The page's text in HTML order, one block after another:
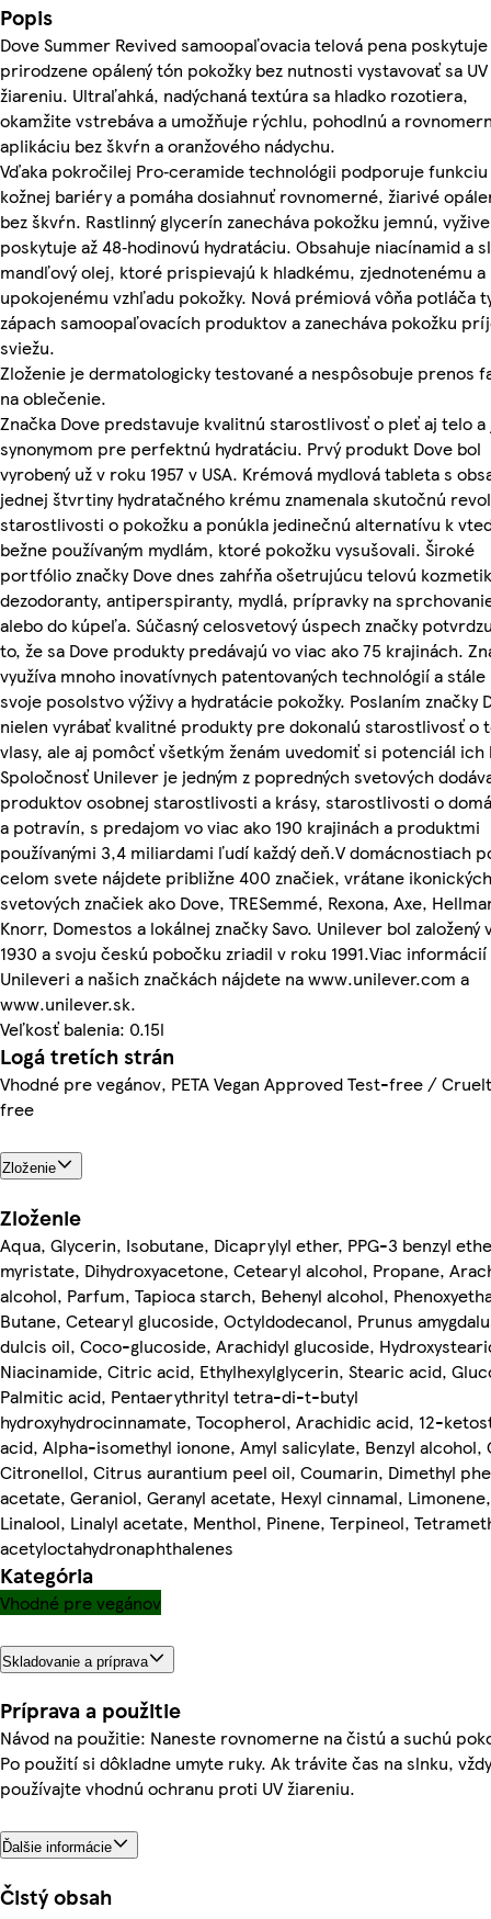
Popis
Dove Summer Revived samoopaľovacia telová pena poskytuje
prirodzene opálený tón pokožky bez nutnosti vystavovať sa UV
žiareniu. Ultraľahká, nadýchaná textúra sa hladko rozotiera,
okamžite vstrebáva a umožňuje rýchlu, pohodlnú a
aplikáciu bez škvŕn a oranžového nádychu.
Vďaka pokročilej Pro‑ceramide technológii podporuje funkciu
kožnej bariéry a pomáha dosiahnuť rovnomerné, žiarivé
bez škvŕn. Rastlinný glycerín zanecháva pokožku jemnú,
poskytuje až 48‑hodinovú hydratáciu. Obsahuje niacínamid a
mandľový olej, ktoré prispievajú k hladkému, zjednotenému a
upokojenému vzhľadu pokožky. Nová prémiová vôňa potláča
zápach samoopaľovacích produktov a zanecháva pokožku
sviežu.
Zloženie je dermatologicky testované a nespôsobuje prenos
na oblečenie.
Značka Dove predstavuje kvalitnú starostlivosť o pleť aj telo a
synonymom pre perfektnú hydratáciu. Prvý produkt Dove bol
vyrobený už v roku 1957 v USA. Krémová mydlová tableta s
jednej štvrtiny hydratačného krému znamenala skutočnú
starostlivosti o pokožku a ponúkla jedinečnú alternatívu k
bežne používaným mydlám, ktoré pokožku vysušovali. Široké
portfólio značky Dove dnes zahŕňa ošetrujúcu telovú
dezodoranty, antiperspiranty, mydlá, prípravky na
alebo do kúpeľa. Súčasný celosvetový úspech značky
to, že sa Dove produkty predávajú vo viac ako 75 krajinách.
využíva mnoho inovatívnych patentovaných technológií a
svoje posolstvo výživy a hydratácie pokožky. Poslaním značky
nielen vyrábať kvalitné produkty pre dokonalú starostlivosť o
vlasy, ale aj pomôcť všetkým ženám uvedomiť si potenciál ich
Spoločnosť Unilever je jedným z popredných svetových
produktov osobnej starostlivosti a krásy, starostlivosti o
a potravín, s predajom vo viac ako 190 krajinách a produktmi
používanými 3,4 miliardami ľudí každý deň.V domácnostiach
celom svete nájdete približne 400 značiek, vrátane ikonických
svetových značiek ako Dove, TRESemmé, Rexona, Axe,
Knorr, Domestos a lokálnej značky Savo. Unilever bol založený
1930 a svoju českú pobočku zriadil v roku 1991.Viac informácií
Unileveri a našich značkách nájdete na www.unilever.com a
www.unilever.sk.
Veľkosť balenia: 0.15l
Logá tretích strán
Vhodné pre vegánov, PETA Vegan Approved Test-free /
free
Zloženie
Zloženie
Aqua, Glycerin, Isobutane, Dicaprylyl ether, PPG-3 benzyl
myristate, Dihydroxyacetone, Cetearyl alcohol, Propane,
alcohol, Parfum, Tapioca starch, Behenyl alcohol,
Butane, Cetearyl glucoside, Octyldodecanol, Prunus
dulcis oil, Coco-glucoside, Arachidyl glucoside,
Niacinamide, Citric acid, Ethylhexylglycerin, Stearic acid,
Palmitic acid, Pentaerythrityl tetra-di-t-butyl
hydroxyhydrocinnamate, Tocopherol, Arachidic acid, 12-
acid, Alpha-isomethyl ionone, Amyl salicylate, Benzyl alcohol,
Citronellol, Citrus aurantium peel oil, Coumarin, Dimethyl
acetate, Geraniol, Geranyl acetate, Hexyl cinnamal, Limonene,
Linalool, Linalyl acetate, Menthol, Pinene, Terpineol,
acetyloctahydronaphthalenes
Kategória
Vhodné pre vegánov
Skladovanie a príprava
Príprava a použitie
Návod na použitie: Naneste rovnomerne na čistú a suchú
Po použití si dôkladne umyte ruky. Ak trávite čas na slnku, vždy
používajte vhodnú ochranu proti UV žiareniu.
Ďalšie informácie
Čistý obsah